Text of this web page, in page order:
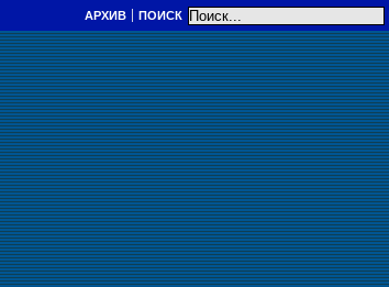
АРХИВ ПОИСК